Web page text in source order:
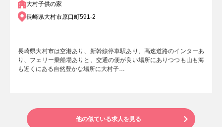
大村子供の家
長崎県大村市原口町591-2
長崎県大村市は空港あり、新幹線停車駅あり、高速道路のインターあ
り、フェリー乗船場ありと、交通の便が良い場所にありつつも山も海
も近くにある自然豊かな場所に大村子…
他の似ている求人を見る